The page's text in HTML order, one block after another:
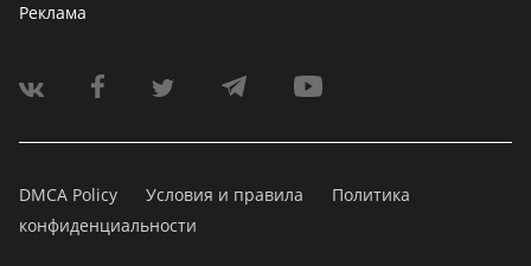
Реклама
DMCA Policy Условия и правила
Политика
конфиденциальности